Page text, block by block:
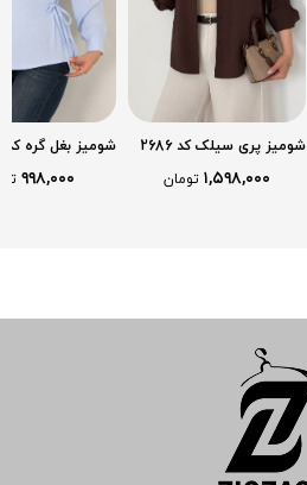
شومیز پری سیلک کد 2686
۱,۵۹۸,۰۰۰ تومان
شومیز بغل گره کد 2684
۹۹۸,۰۰۰